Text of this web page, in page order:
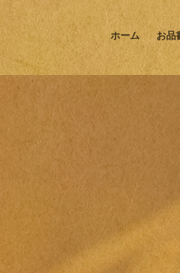
ホーム お品